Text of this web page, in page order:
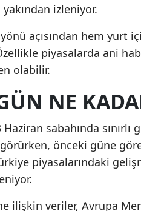
izleniyor.
açısından hem yurt
piyasalarda ani
olabilir.
NE
Haziran sabahında
önceki güne
piyasalarındaki
ilişkin veriler, Avrupa